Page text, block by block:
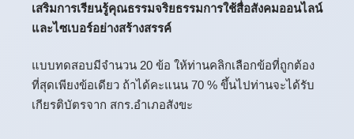
เสริมการเรียนรู้คุณธรรมจริยธรรมการใช้สื่อสังคมออนไลน์
และไซเบอร์อย่างสร้างสรรค์
แบบทดสอบมีจำนวน 20 ข้อ ให้ท่านคลิกเลือกข้อที่ถูกต้อง
ที่สุดเพียงข้อเดียว ถ้าได้คะแนน 70 % ขึ้นไปท่านจะได้รับ
เกียรติบัตรจาก สกร.อำเภอสังขะ